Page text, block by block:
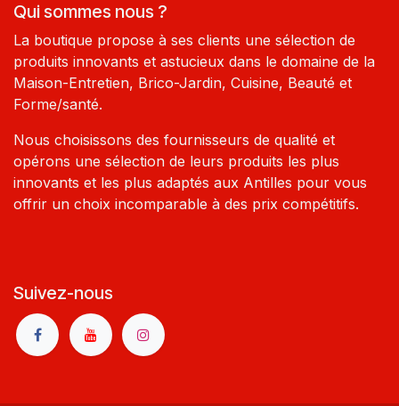
Qui sommes nous ?
La boutique propose à ses clients une sélection de
produits innovants et astucieux dans le domaine de la
Maison-Entretien, Brico-Jardin, Cuisine, Beauté et
Forme/santé.
Nous choisissons des fournisseurs de qualité et
opérons une sélection de leurs produits les plus
innovants et les plus adaptés aux Antilles pour vous
offrir un choix incomparable à des prix compétitifs.
Suivez-nous